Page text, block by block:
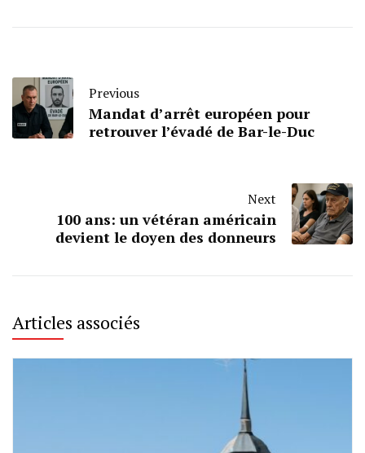
Previous
Mandat d’arrêt européen pour
retrouver l’évadé de Bar-le-Duc
Next
100 ans: un vétéran américain
devient le doyen des donneurs
Articles associés